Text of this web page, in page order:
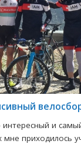
и
приходилось